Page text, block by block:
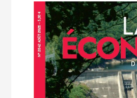
Notre
dernier
magazine